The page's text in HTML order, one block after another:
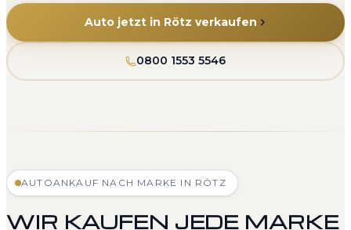
Auto jetzt in Rötz verkaufen
0800 1553 5546
AUTOANKAUF NACH MARKE IN RÖTZ
WIR KAUFEN JEDE MARKE